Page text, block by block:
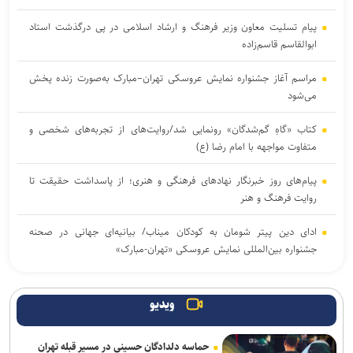
پیام تسلیت معاون وزیر فرهنگ و ارشاد اسلامی در پی درگذشت استاد
ابوالقاسم قاسم‌زاده
مراسم آغاز جشنواره نمایش عروسکی تهران–مبارک به‌صورت زنده پخش
می‌شود
کتاب «گاهِ گم‌شدگان» رونمایی شد/روایت‌های از تجربه‌های شخصی و
متفاوت مواجهه با امام رضا (ع)
پیام‌های روز خبرنگار نهادهای فرهنگی و هنری؛ از پاسداشت حقیقت تا
روایت فرهنگ و هنر
ادای دین پیتر شومان به کودکان میناب/ بیانیه‌ای جهانی در صحنه
جشنواره بین‌المللی نمایش عروسکی «تهران-مبارک»
ارسال حدود ۲ هزار اثر به جشنواره بین‌المللی فیلم فضای باز ایران
ویدیو
حماسه دلدادگان حسینی در مسیر قبله تهران